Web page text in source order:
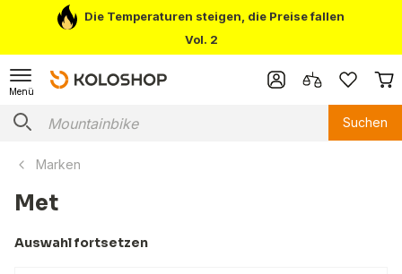
Die Temperaturen steigen, die Preise fallen
Vol. 2
Menü
Suchen
Marken
Met
Auswahl fortsetzen